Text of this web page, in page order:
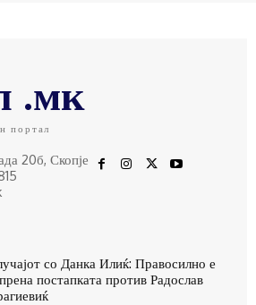
.мк
портал
20б, Скопје
со Данка Илиќ: Правосилно е
постапката против Радослав